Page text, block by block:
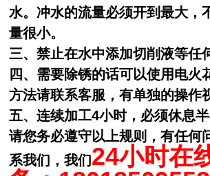
水。冲水的流量必须开到最大，
量很小。
三、禁止在水中添加切削液等任
四、需要除锈的话可以使用电火
方法请联系客服，有单独的操作
五、连续加工4小时，必须休息半
请您务必遵守以上规则，有任何
系我们，我们24小时在